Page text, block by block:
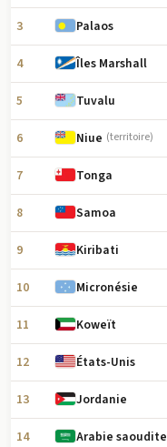
3 Palaos
4 Îles Marshall
5 Tuvalu
6 Niue (territoire)
7 Tonga
8 Samoa
9 Kiribati
10 Micronésie
11 Koweït
12 États-Unis
13 Jordanie
14 Arabie saoudite